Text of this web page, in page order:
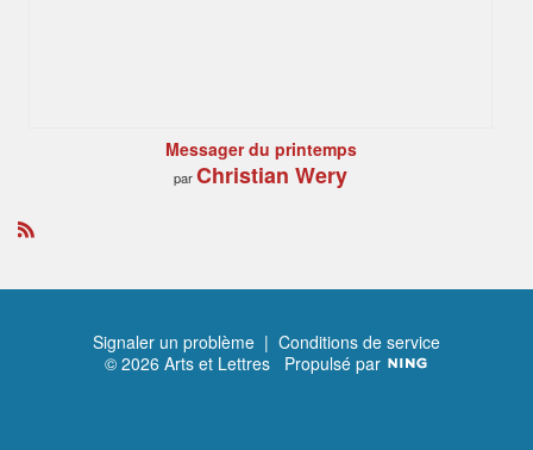
Messager du printemps
parChristian Wery
Signaler un problème | Conditions de service
© 2026 Arts et Lettres Propulsé par